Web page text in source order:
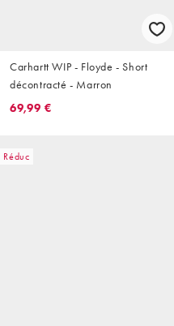
Carhartt WIP - Floyde - Short
décontracté - Marron
69,99 €
Réduc